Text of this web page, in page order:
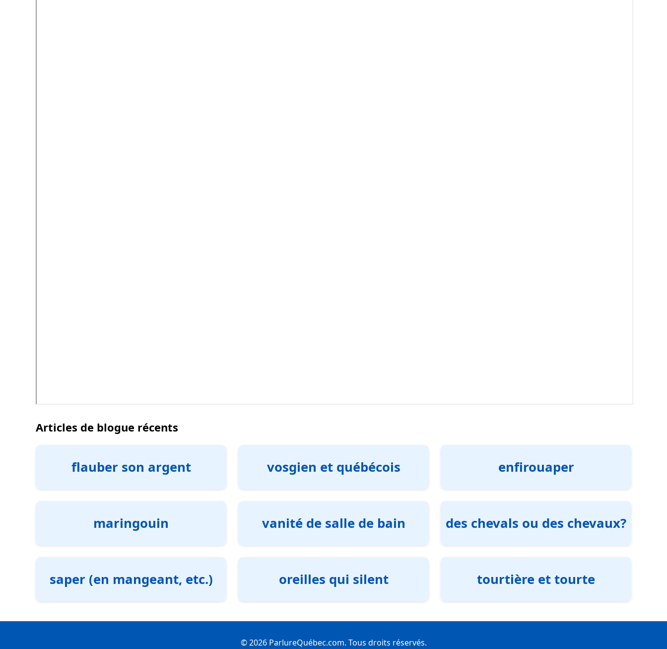
Articles de blogue récents
flauber son argent vosgien et québécois enfirouaper
maringouin vanité de salle de bain des chevals ou des chevaux?
saper (en mangeant, etc.) oreilles qui silent tourtière et tourte
© 2026 ParlureQuébec.com. Tous droits réservés.